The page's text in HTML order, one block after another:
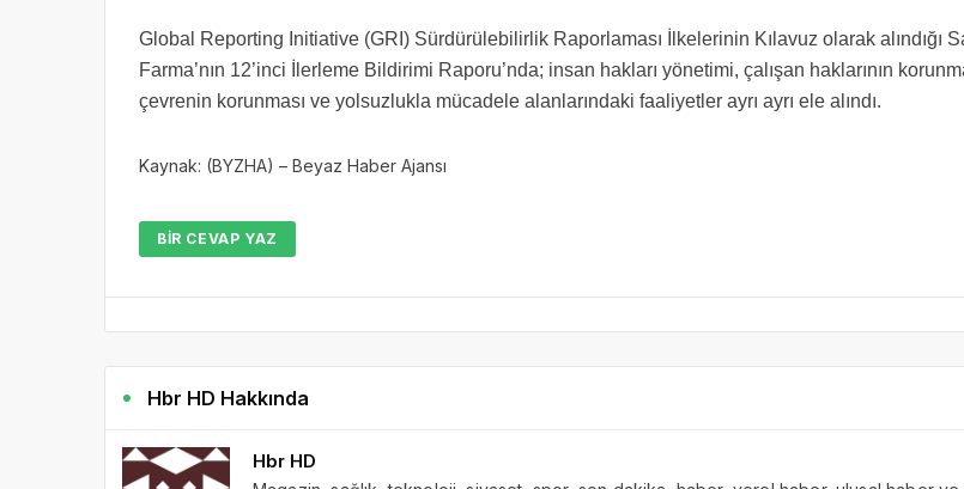
Global Reporting Initiative (GRI) Sürdürülebilirlik Raporlaması İlkelerinin Kılavuz olarak alındığı
Farma’nın 12’inci İlerleme Bildirimi Raporu’nda; insan hakları yönetimi, çalışan haklarının
çevrenin korunması ve yolsuzlukla mücadele alanlarındaki faaliyetler ayrı ayrı ele alındı.
Kaynak: (BYZHA) – Beyaz Haber Ajansı
BIR CEVAP YAZ
Hbr HD Hakkında
Hbr HD